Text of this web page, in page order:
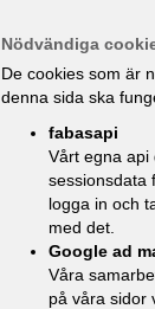
Nödvändiga
De cookies som är
denna sida ska
fabasapi
Vårt egna api
sessionsdata
logga in och
med det.
Google ad
Våra
på våra sidor